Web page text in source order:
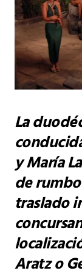
La
y María
de
traslado
Aratz o